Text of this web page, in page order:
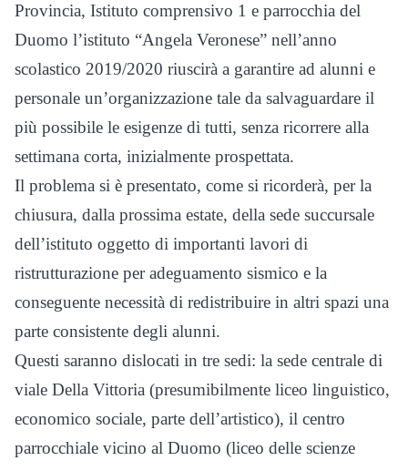
Provincia, Istituto comprensivo 1 e parrocchia del
Duomo l’istituto “Angela Veronese” nell’anno
scolastico 2019/2020 riuscirà a garantire ad alunni e
personale un’organizzazione tale da salvaguardare il
più possibile le esigenze di tutti, senza ricorrere alla
settimana corta, inizialmente prospettata.
Il problema si è presentato, come si ricorderà, per la
chiusura, dalla prossima estate, della sede succursale
dell’istituto oggetto di importanti lavori di
ristrutturazione per adeguamento sismico e la
conseguente necessità di redistribuire in altri spazi una
parte consistente degli alunni.
Questi saranno dislocati in tre sedi: la sede centrale di
viale Della Vittoria (presumibilmente liceo linguistico,
economico sociale, parte dell’artistico), il centro
parrocchiale vicino al Duomo (liceo delle scienze